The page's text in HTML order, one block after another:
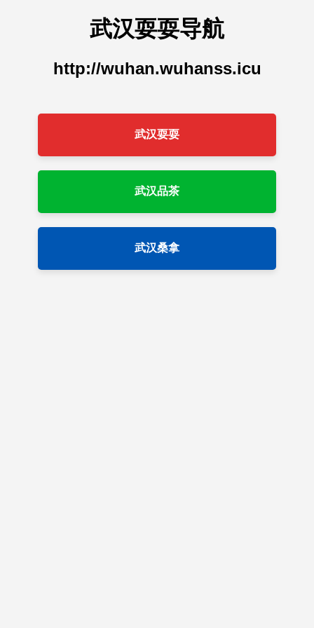
武汉耍耍导航
http://wuhan.wuhanss.icu
武汉耍耍
武汉品茶
武汉桑拿